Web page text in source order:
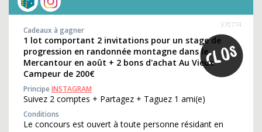
370774
Cadeaux à gagner
1 lot comportant 2 invitations pour un stage de
progression en randonnée montagne dans le
Mercantour en août + 2 bons d'achat Au Vieux
Campeur de 200€
PrincipeINSTAGRAM
Suivez 2 comptes + Partagez + Taguez 1 ami(e)
Conditions
Le concours est ouvert à toute personne résidant en